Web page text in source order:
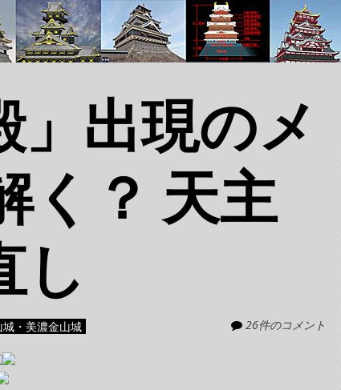
」出現のメ
く？ 天主
し
・美濃金山城 26件のコメント